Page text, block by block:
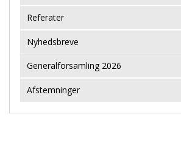
Referater
Nyhedsbreve
Generalforsamling 2026
Afstemninger